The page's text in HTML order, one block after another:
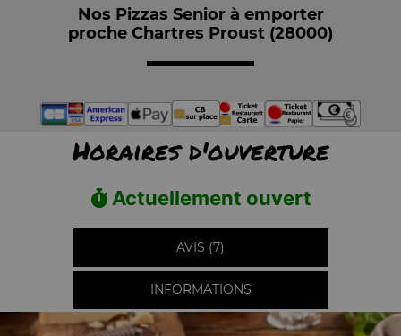
Nos Pizzas Senior à emporter
proche Chartres Proust (28000)
Horaires d'ouverture
Actuellement ouvert
AVIS (7)
INFORMATIONS